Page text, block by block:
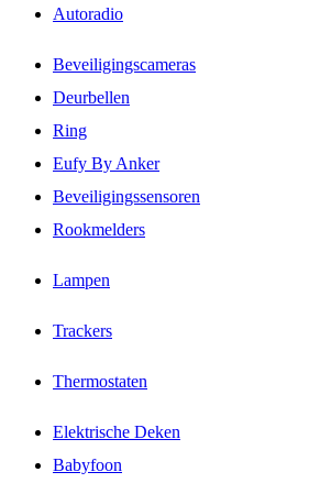
Autoradio
Beveiligingscameras
Deurbellen
Ring
Eufy By Anker
Beveiligingssensoren
Rookmelders
Lampen
Trackers
Thermostaten
Elektrische Deken
Babyfoon